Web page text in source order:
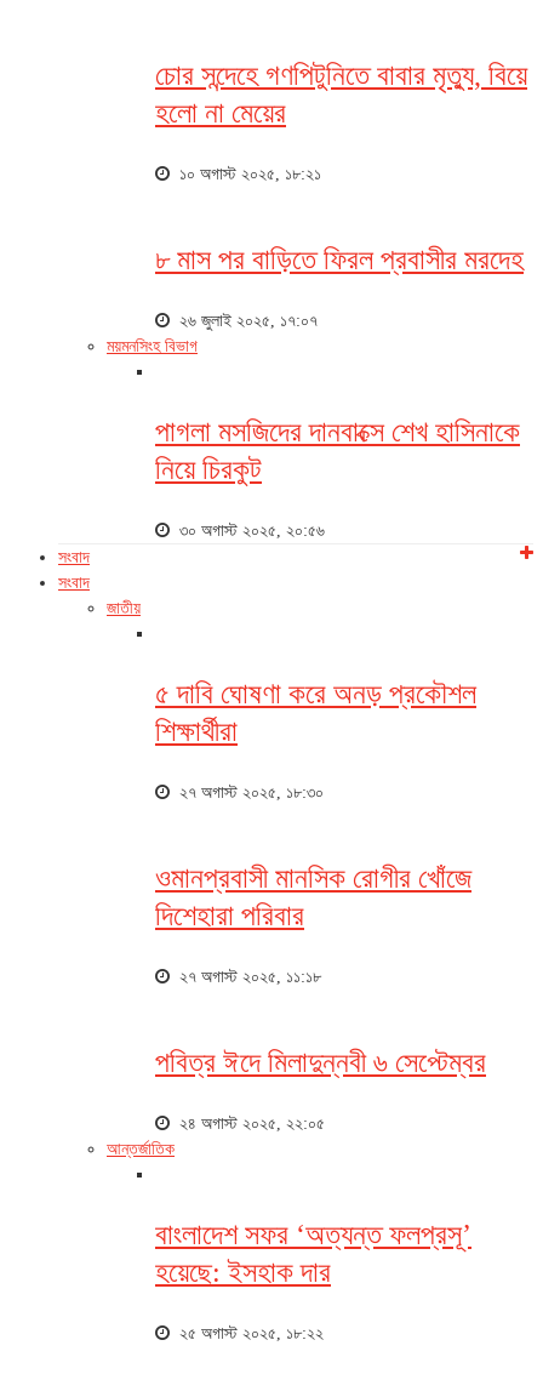
চোর সন্দেহে গণপিটুনিতে বাবার মৃত্যু, বিয়ে
হলো না মেয়ের
১০ অগাস্ট ২০২৫, ১৮:২১
৮ মাস পর বাড়িতে ফিরল প্রবাসীর মরদেহ
২৬ জুলাই ২০২৫, ১৭:০৭
ময়মনসিংহ বিভাগ
পাগলা মসজিদের দানবাক্সে শেখ হাসিনাকে
নিয়ে চিরকুট
৩০ অগাস্ট ২০২৫, ২০:৫৬
সংবাদ
সংবাদ
জাতীয়
৫ দাবি ঘোষণা করে অনড় প্রকৌশল
শিক্ষার্থীরা
২৭ অগাস্ট ২০২৫, ১৮:৩০
ওমানপ্রবাসী মানসিক রোগীর খোঁজে
দিশেহারা পরিবার
২৭ অগাস্ট ২০২৫, ১১:১৮
পবিত্র ঈদে মিলাদুন্নবী ৬ সেপ্টেম্বর
২৪ অগাস্ট ২০২৫, ২২:০৫
আন্তর্জাতিক
বাংলাদেশ সফর ‘অত্যন্ত ফলপ্রসূ’
হয়েছে: ইসহাক দার
২৫ অগাস্ট ২০২৫, ১৮:২২